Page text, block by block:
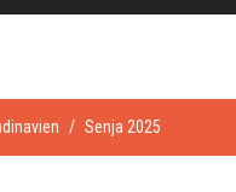
Senja 2025